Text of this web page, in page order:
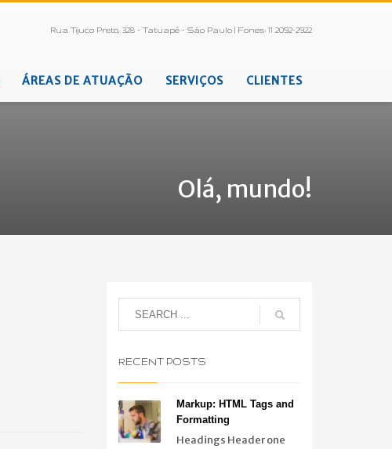
Rua Tijuco Preto, 328 - Tatuapé - São Paulo | Fones: 11 2092-2922
ÁREAS DE ATUAÇÃO SERVIÇOS CLIENTES
Olá, mundo!
RECENT POSTS
Markup: HTML Tags and
Formatting
Headings Header one